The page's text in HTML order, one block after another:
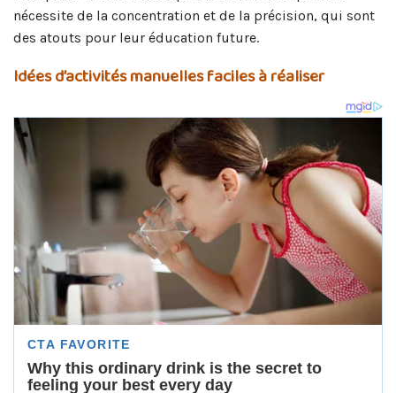
nécessite de la concentration et de la précision, qui sont
des atouts pour leur éducation future.
Idées d’activités manuelles faciles à réaliser